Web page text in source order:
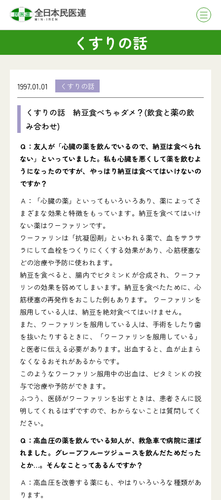
くすりの話
1997.01.01 くすりの話
くすりの話 納豆食べちゃダメ？(飲食と薬の飲
み合わせ)
Ｑ：友人が「心臓の薬を飲んでいるので、納豆は食べられ
ない」といっていました。私も心臓を悪くして薬を飲むよ
うになったのですが、やっはり納豆は食べてはいけないの
ですか？
Ａ：「心臓の薬」といってもいろいろあり、薬によってさ
まざまな効果と特徴をもっています。納豆を食べてはいけ
ない薬はワーファリンです。
ワーファリンは「抗凝固剤」といわれる薬で、血をサラサ
ラにして血栓をつくりにくくする効果があり、心筋梗塞な
どの治療や予防に使われます。
納豆を食べると、腸内でビタミンＫが合成され、ワーファ
リンの効果を弱めてしまいます。納豆を食べたために、心
筋梗塞の再発作をおこした例もあります。 ワーファリンを
服用している人は、納豆を絶対食べてはいけません。
また、ワーファリンを服用している人は、手術をしたり歯
を抜いたりするときに、「ワーファリンを服用している」
と医者に伝える必要があります。出血すると、血が止まら
なくなるおそれがあるからです。
このようなワーファリン服用中の出血は、ビタミンＫの投
与で治療や予防ができます。
ふつう、医師がワーファリンを出すときは、患者さんに説
明してくれるはずですので、わからないことは質問してく
ださい。
Ｑ：高血圧の薬を飲んでいる知人が、救急車で病院に運ば
れました。グレープフルーツジュースを飲んだためだった
とか…。そんなことってあるんですか？
Ａ：高血圧を改善する薬にも、やはりいろいろな種類があ
ります。